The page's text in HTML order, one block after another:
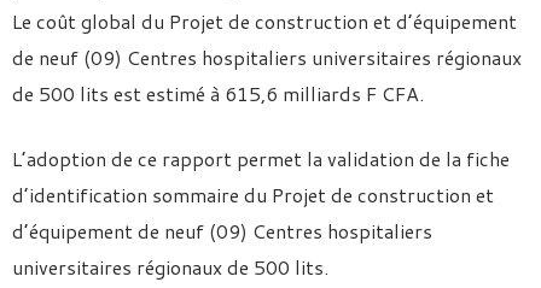
Le coût global du Projet de construction et d’équipement
de neuf (09) Centres hospitaliers universitaires régionaux
de 500 lits est estimé à 615,6 milliards F CFA.
L’adoption de ce rapport permet la validation de la fiche
d’identification sommaire du Projet de construction et
d’équipement de neuf (09) Centres hospitaliers
universitaires régionaux de 500 lits.